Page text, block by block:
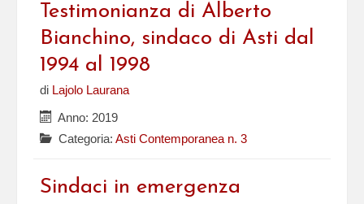
Testimonianza di Alberto
Bianchino, sindaco di Asti dal
1994 al 1998
di Lajolo Laurana
Anno: 2019
Categoria: Asti Contemporanea n. 3
Sindaci in emergenza